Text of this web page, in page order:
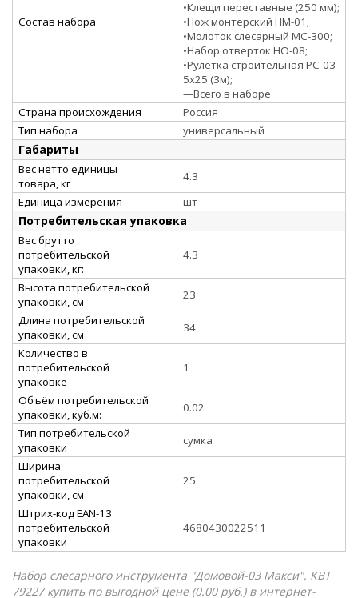
Состав набора
•Клещи переставные (250 мм);
•Нож монтерский НМ-01;
•Молоток слесарный МС-300;
•Набор отверток НО-08;
•Рулетка строительная РС-03-
5х25 (3м);
—Всего в наборе
Страна происхождения
Россия
Тип набора
универсальный
Габариты
Вес нетто единицы
товара, кг
4.3
Единица измерения
шт
Потребительская упаковка
Вес брутто
потребительской
упаковки, кг:
4.3
Высота потребительской
упаковки, см
23
Длина потребительской
упаковки, см
34
Количество в
потребительской
упаковке
1
Объём потребительской
упаковки, куб.м:
0.02
Тип потребительской
упаковки
сумка
Ширина
потребительской
упаковки, см
25
Штрих-код EAN-13
потребительской
упаковки
4680430022511
Набор слесарного инструмента "Домовой-03 Макси", КВТ
79227 купить по выгодной цене (0.00 руб.) в интернет-